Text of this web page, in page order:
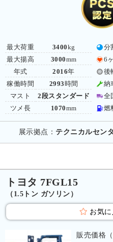
最大荷重
最大揚高
年式
稼働時間
マスト
ツメ長
3400kg
3000mm
2016年
2993 時間
2段スタンダード
1070mm
分
6
後
納
全
燃
展示拠点： テクニカルセン
トヨタ 7FGL15
（1.5トン ガソリン）
お気
販売価格（